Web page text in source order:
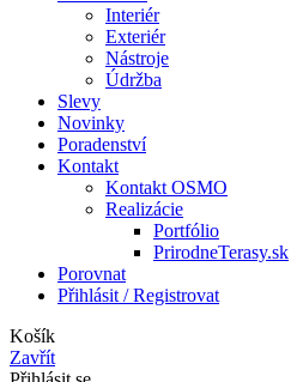
Interiér
Exteriér
Nástroje
Údržba
Slevy
Novinky
Poradenství
Kontakt
Kontakt OSMO
Realizácie
Portfólio
PrirodneTerasy.sk
Porovnat
Přihlásit / Registrovat
Košík
Zavřít